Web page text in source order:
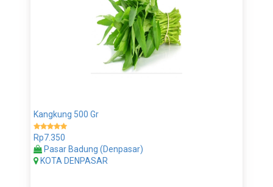
Kangkung 500 Gr
Rp7.350
Pasar Badung (Denpasar)
KOTA DENPASAR